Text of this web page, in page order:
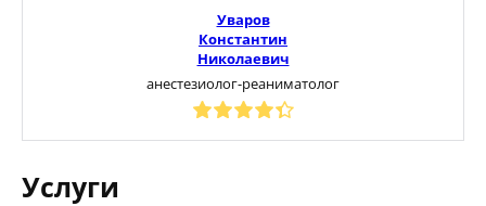
Уваров
Константин
Николаевич
анестезиолог-реаниматолог
Услуги